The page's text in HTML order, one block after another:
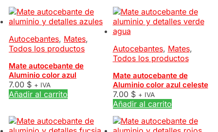
Autocebantes, Mates,
Todos los productos
Mate autocebante de
Aluminio color azul
7.00 $ + IVA
Añadir al carrito
Autocebantes, Mates,
Todos los productos
Mate autocebante de
Aluminio color azul celeste
7.00 $ + IVA
Añadir al carrito